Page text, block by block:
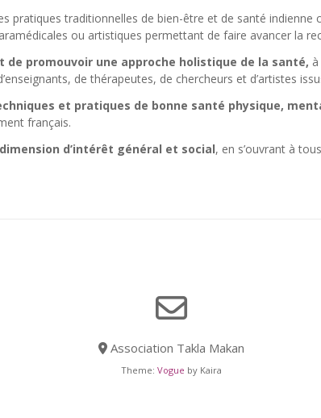
pratiques traditionnelles de bien-être et de santé indienne
ou artistiques permettant de faire avancer la
de promouvoir une approche holistique de la santé,
de thérapeutes, de chercheurs et d’artistes
et pratiques de bonne santé physique,
français.
d’intérêt général et social, en s’ouvrant à
Association Takla Makan
Theme: Vogue by Kaira